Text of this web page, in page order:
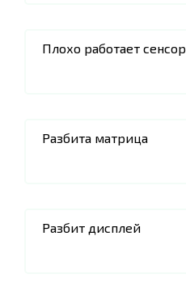
Плохо работает сенсор
Разбита матрица
Разбит дисплей